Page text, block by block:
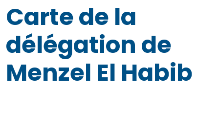
Carte de la
délégation de
Menzel El Habib